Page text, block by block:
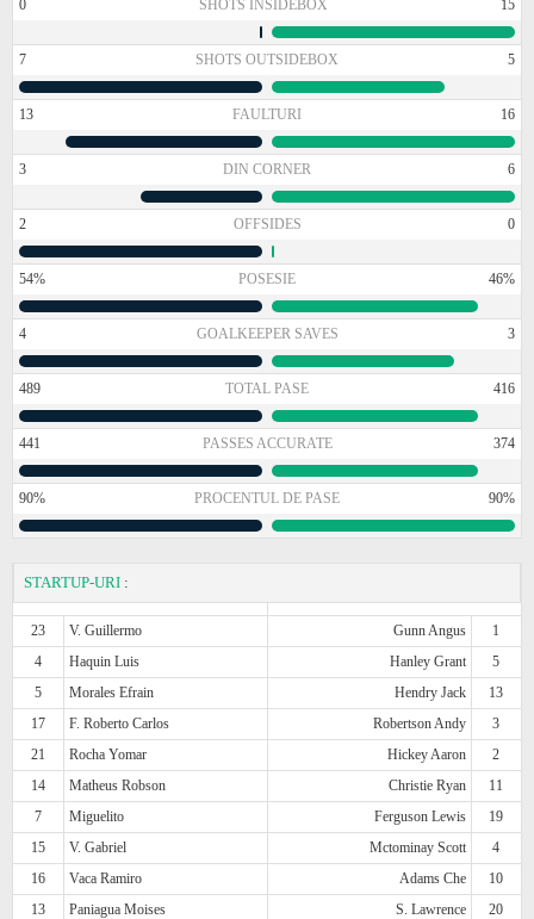
0 SHOTS INSIDEBOX 15
7 SHOTS OUTSIDEBOX 5
13 FAULTURI 16
3 DIN CORNER 6
2 OFFSIDES 0
54% POSESIE 46%
4 GOALKEEPER SAVES 3
489 TOTAL PASE 416
441 PASSES ACCURATE 374
90% PROCENTUL DE PASE 90%
STARTUP-URI :
23 V. Guillermo Gunn Angus
1
4
Haquin Luis Hanley Grant
5
5
Morales Efrain Hendry Jack
13
17
F. Roberto Carlos Robertson Andy
3
21
Rocha Yomar Hickey Aaron
2
14
Matheus Robson Christie Ryan
11
7
Miguelito Ferguson Lewis
19
15
V. Gabriel Mctominay Scott
4
16
Vaca Ramiro Adams Che
10
13
Paniagua Moises S. Lawrence
20